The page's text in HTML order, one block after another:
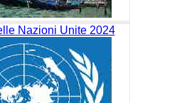
Nazioni Unite 2024